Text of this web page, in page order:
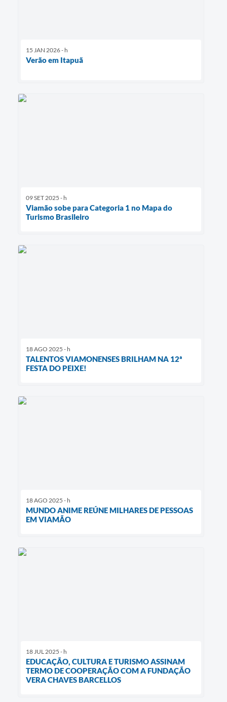
15 JAN 2026 - h
Verão em Itapuã
09 SET 2025 - h
Viamão sobe para Categoria 1 no Mapa do
Turismo Brasileiro
18 AGO 2025 - h
TALENTOS VIAMONENSES BRILHAM NA 12ª
FESTA DO PEIXE!
18 AGO 2025 - h
MUNDO ANIME REÚNE MILHARES DE PESSOAS
EM VIAMÃO
18 JUL 2025 - h
EDUCAÇÃO, CULTURA E TURISMO ASSINAM
TERMO DE COOPERAÇÃO COM A FUNDAÇÃO
VERA CHAVES BARCELLOS